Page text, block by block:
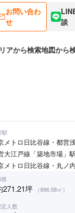
お問い合わ
せ
談
アから検索地図から
駅
メトロ日比谷線・都営
大江戸線「築地市場」駅
メトロ日比谷線・丸ノ
271.21坪 （896.58㎡）
人数